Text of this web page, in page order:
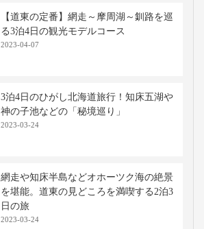
【道東の定番】網走～摩周湖～釧路を巡
る3泊4日の観光モデルコース
2023-04-07
3泊4日のひがし北海道旅行！知床五湖や
神の子池などの「秘境巡り」
2023-03-24
網走や知床半島などオホーツク海の絶景
を堪能。道東の見どころを満喫する2泊3
日の旅
2023-03-24